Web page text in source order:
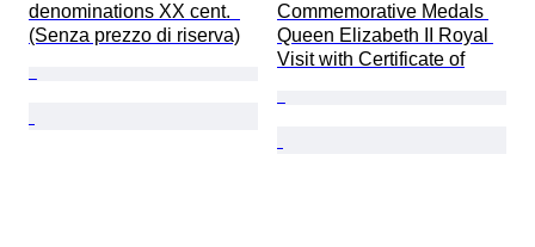
denominations XX cent.
(Senza prezzo di riserva)
Commemorative Medals
Queen Elizabeth II Royal
Visit with Certificate of